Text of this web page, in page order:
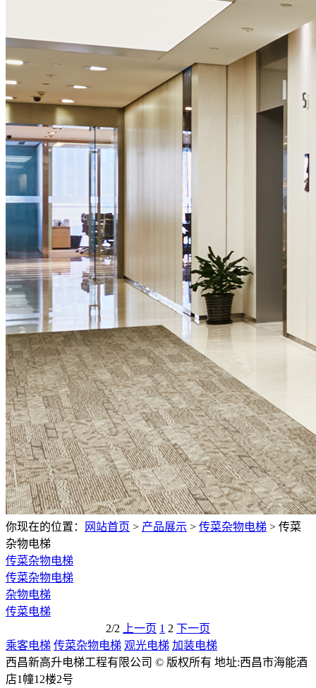
你现在的位置： 网站首页 > 产品展示 > 传菜杂物电梯 > 传菜
杂物电梯
传菜杂物电梯
传菜杂物电梯
杂物电梯
传菜电梯
2/2
上一页 1 2 下一页
乘客电梯 传菜杂物电梯 观光电梯 加装电梯
西昌新高升电梯工程有限公司 © 版权所有 地址:西昌市海能酒
店1幢12楼2号